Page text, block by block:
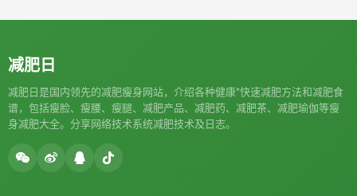
减肥日
减肥日是国内领先的减肥瘦身网站，介绍各种健康*快速减肥方法和减肥食
谱，包括瘦脸、瘦腰、瘦腿、减肥产品、减肥药、减肥茶、减肥瑜伽等瘦
身减肥大全。分享网络技术系统减肥技术及日志。